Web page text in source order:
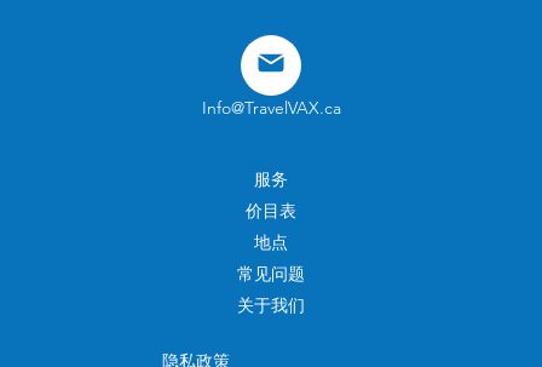
Info@TravelVAX.ca
服务
价目表
地点
常见问题
关于我们
隐私政策